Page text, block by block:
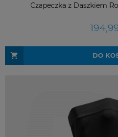
Czapeczka z Daszkiem
DO